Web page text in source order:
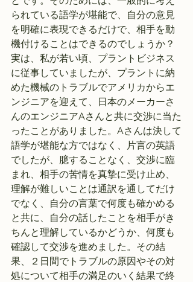
られている語学が堪能で、自分の意見
を明確に表現できるだけで、相手を動
機付けることはできるのでしょうか？
実は、私が若い頃、プラントビジネス
に従事していましたが、プラントに納
めた機械のトラブルでアメリカからエ
ンジニアを迎えて、日本のメーカーさ
んのエンジニアAさんと共に交渉に当た
ったことがありました。Aさんは決して
語学が堪能な方ではなく、片言の英語
でしたが、臆することなく、交渉に臨
まれ、相手の苦情を真摯に受け止め、
理解が難しいことは通訳を通してだけ
でなく、自分の言葉で何度も確かめる
と共に、自分の話したことを相手がき
ちんと理解しているかどうか、何度も
確認して交渉を進めました。その結
果、２日間でトラブルの原因やその対
処について相手の満足のいく結果で終